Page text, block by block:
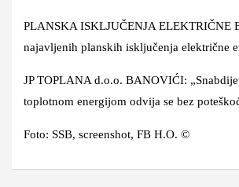
PLANSKA ISKLJUČENJA ELEKTRIČNE
najavljenih planskih isključenja električne
JP TOPLANA d.o.o. BANOVIĆI:
toplotnom energijom odvija se bez
Foto: SSB, screenshot, FB H.O. ©